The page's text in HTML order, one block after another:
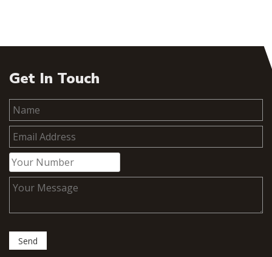
Get In Touch